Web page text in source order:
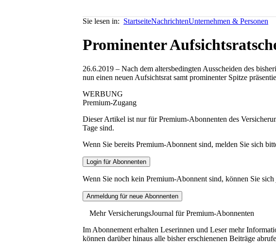
Sie lesen in: StartseiteNachrichtenUnternehmen & Personen
Prominenter
26.6.2019 – Nach dem altersbedingten Ausscheiden des
nun einen neuen Aufsichtsrat samt prominenter Spitze
WERBUNG
Premium-Zugang
Dieser Artikel ist nur für Premium-Abonnenten des
Tage sind.
Wenn Sie bereits Premium-Abonnent sind, melden Sie sich
Wenn Sie noch kein Premium-Abonnent sind, können Sie sich
Mehr VersicherungsJournal für Premium-Abonnenten
Im Abonnement erhalten Leserinnen und Leser mehr
können darüber hinaus alle bisher erschienenen Beiträge